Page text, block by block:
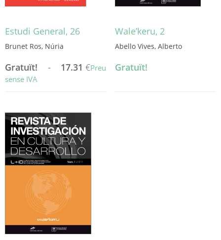
Estudi General, 26
Brunet Ros, Núria
Gratuït! - 17.31 €Preu
sense IVA
té
diverses
variants.
Les
opcions
pàgina
del
Wale’keru, 2
Abello Vives, Alberto
Gratuït!